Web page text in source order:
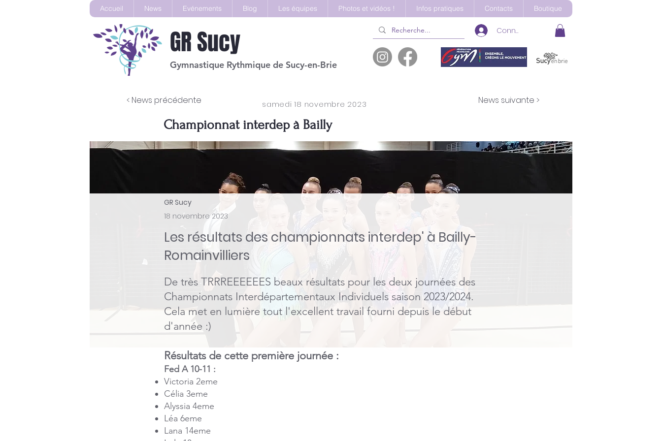
Accueil News Evénements Blog Les équipes Photos et vidéos ! Infos pratiques Contacts Boutique
GRSucy
Gymnastique Rythmique de Sucy-en-Brie
Connexion
< News précédente samedi 18 novembre 2023 News suivante >
Championnat interdep à Bailly
GR Sucy
18 novembre 2023
Les résultats des championnats interdep' à Bailly-
Romainvilliers
De très TRRREEEEEES beaux résultats pour les deux journées des
Championnats Interdépartementaux Individuels saison 2023/2024.
Cela met en lumière tout l'excellent travail fourni depuis le début
d'année :)
Résultats de cette première journée :
Fed A 10-11 :
Victoria 2eme
Célia 3eme
Alyssia 4eme
Léa 6eme
Lana 14eme